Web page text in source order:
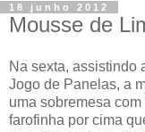
18 junho 2012
Mousse de
Na sexta, assistindo
Jogo de Panelas, a
uma sobremesa
farofinha por cima